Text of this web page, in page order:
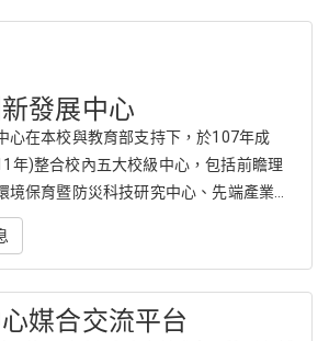
發展中心
心在本校與教育部支持下，於107年成
年)整合校內五大校級中心，包括前瞻理
境保育暨防災科技研究中心、先端產業精
中心及人文與社會科學研究中心等研究中
，並整合校內外農學、環境/生態科學、工
等跨領域專業人才組成研究團隊，基於各
本中心以整合現代化的技術/設備應用於農
媒合交流平台